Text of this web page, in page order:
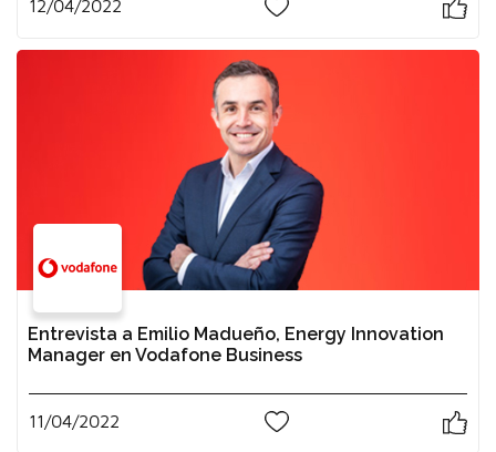
12/04/2022
Entrevista a Emilio Madueño, Energy Innovation
Manager en Vodafone Business
11/04/2022